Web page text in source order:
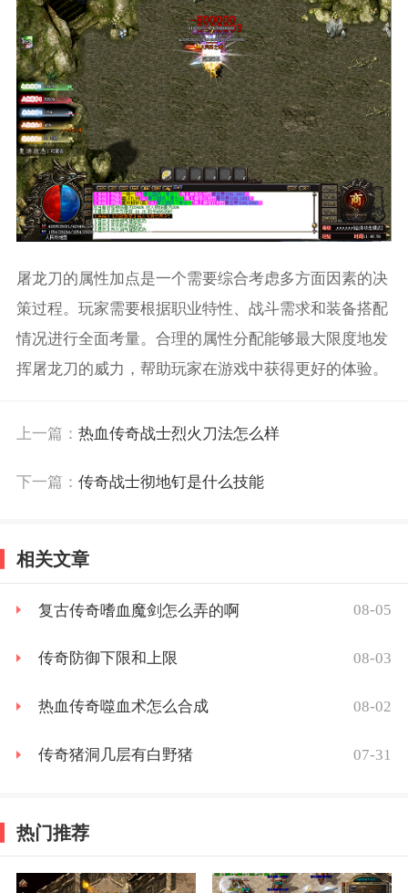
屠龙刀的属性加点是一个需要综合考虑多方面因素的决
策过程。玩家需要根据职业特性、战斗需求和装备搭配
情况进行全面考量。合理的属性分配能够最大限度地发
挥屠龙刀的威力，帮助玩家在游戏中获得更好的体验。
上一篇： 热血传奇战士烈火刀法怎么样
下一篇： 传奇战士彻地钉是什么技能
相关文章
复古传奇嗜血魔剑怎么弄的啊 08-05
传奇防御下限和上限 08-03
热血传奇噬血术怎么合成 08-02
传奇猪洞几层有白野猪 07-31
热门推荐